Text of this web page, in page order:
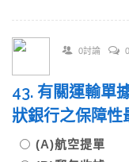
0討論
43. 有關運輸單
狀銀行之保障性
(A)航空提單